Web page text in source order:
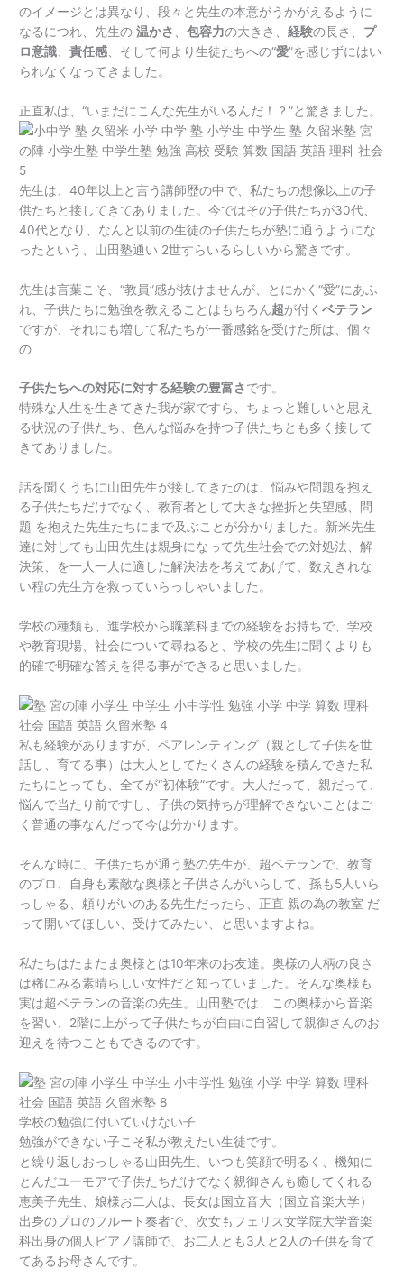
のイメージとは異なり、段々と先生の本意がうかがえるように
なるにつれ、先生の温かさ 、包容力の大きさ、経験の長さ、 プ
ロ意識 、責任感 、そして何より生徒たちへの“愛”を感じずにはい
られなくなってきました。
正直私は、“いまだにこんな先生がいるんだ！？”と驚きました。
先生は、40年以上と言う講師歴の中で、私たちの想像以上の子
供たちと接してきてありました。今ではその子供たちが30代、
40代となり、なんと以前の生徒の子供たちが塾に通うようにな
ったという、山田塾通い 2世すらいるらしいから驚きです。
先生は言葉こそ、“教員”感が抜けませんが、とにかく“愛”にあふ
れ、子供たちに勉強を教えることはもちろん超が付くベテラン
ですが、それにも増して私たちが一番感銘を受けた所は、個々
の
子供たちへの対応に対する経験の豊富さです。
特殊な人生を生きてきた我が家ですら、ちょっと難しいと思え
る状況の子供たち、色んな悩みを持つ子供たちとも多く接して
きてありました。
話を聞くうちに山田先生が接してきたのは、悩みや問題を抱え
る子供たちだけでなく、教育者として大きな挫折と失望感、問
題 を抱えた先生たちにまで及ぶことが分かりました。新米先生
達に対しても山田先生は親身になって先生社会での対処法、解
決策、を一人一人に適した解決法を考えてあげて、数えきれな
い程の先生方を救っていらっしゃいました。
学校の種類も、進学校から職業科までの経験をお持ちで、学校
や教育現場、社会について尋ねると、学校の先生に聞くよりも
的確で明確な答えを得る事ができると思いました。
私も経験がありますが、ペアレンティング（親として子供を世
話し、育てる事）は大人としてたくさんの経験を積んできた私
たちにとっても、全てが“初体験”です。大人だって、親だって、
悩んで当たり前ですし、子供の気持ちが理解できないことはご
く普通の事なんだって今は分かります。
そんな時に、子供たちが通う塾の先生が、超ベテランで、教育
のプロ、自身も素敵な奥様と子供さんがいらして、孫も5人いら
っしゃる、頼りがいのある先生だったら、正直 親の為の教室 だ
って開いてほしい、受けてみたい、と思いますよね。
私たちはたまたま奥様とは10年来のお友達。奥様の人柄の良さ
は稀にみる素晴らしい女性だと知っていました。そんな奥様も
実は超ベテランの音楽の先生。山田塾では、この奥様から音楽
を習い、2階に上がって子供たちが自由に自習して親御さんのお
迎えを待つこともできるのです。
学校の勉強に付いていけない子
勉強ができない子こそ私が教えたい生徒です。
と繰り返しおっしゃる山田先生、いつも笑顔で明るく、機知に
とんだユーモアで子供たちだけでなく親御さんも癒してくれる
恵美子先生、娘様お二人は、長女は国立音大（国立音楽大学）
出身のプロのフルート奏者で、次女もフェリス女学院大学音楽
科出身の個人ピアノ講師で、お二人とも3人と2人の子供を育て
てあるお母さんです。